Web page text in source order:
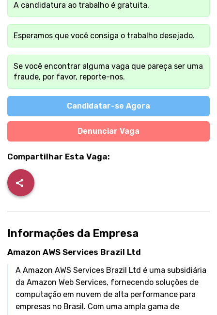
A candidatura ao trabalho é gratuita.
Esperamos que você consiga o trabalho desejado.
Se você encontrar alguma vaga que pareça ser uma
fraude, por favor, reporte-nos.
Candidatar-se Agora
Denunciar Vaga
Compartilhar Esta Vaga:
Informações da Empresa
Amazon AWS Services Brazil Ltd
A Amazon AWS Services Brazil Ltd é uma subsidiária
da Amazon Web Services, fornecendo soluções de
computação em nuvem de alta performance para
empresas no Brasil. Com uma ampla gama de